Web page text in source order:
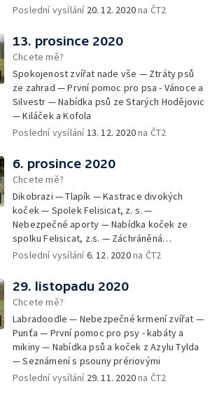
zvířatům — Rozloučení
Poslední vysílání 20. 12. 2020na ČT2
13. prosince 2020
Chcete mě?
Spokojenost zvířat nade vše — Ztráty psů
ze zahrad — První pomoc pro psa - Vánoce a
Silvestr — Nabídka psů ze Starých Hodějovic
— Kiláček a Kofola
Poslední vysílání13. 12. 2020na ČT2
6. prosince 2020
Chcete mě?
Dikobrazi — Tlapík — Kastrace divokých
koček — Spolek Felisicat, z. s. —
Nebezpečné aporty — Nabídka koček ze
spolku Felisicat, z.s. — Záchráněná
labradorka Terezka
Poslední vysílání6. 12. 2020na ČT2
29. listopadu 2020
Chcete mě?
Labradoodle — Nebezpečné krmení zvířat —
Punťa — První pomoc pro psy - kabáty a
mikiny — Nabídka psů a koček z Azylu Tylda
— Seznámení s psouny prériovými
Poslední vysílání 29. 11. 2020na ČT2